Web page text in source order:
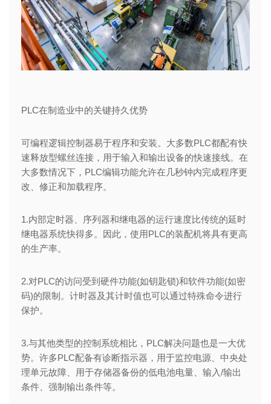
PLC在制造业中的关键持久优势
可编程逻辑控制器易于程序和安装。大多数PLC都配有快
速释放型螺丝连接，用于输入和输出设备的快速接线。在
大多数情况下，PLC编辑功能允许在几秒钟内完成程序更
改、修正和加载程序。
1.内部定时器、序列器和继电器的运行速度比传统的延时
继电器系统快得多。因此，使用PLC的装配机将具有更高
的生产率。
2.对PLC的访问受到硬件功能(如钥匙锁)和软件功能(如密
码)的限制。计时器及其计时值也可以通过特殊命令进行
保护。
3.与其他类型的控制系统相比，PLC解决问题也是一大优
势。许多PLC配备有诊断指示器，用于监控电源、中央处
理单元故障、用于存储器备份的低电池电量、输入/输出
条件、强制输出条件等。